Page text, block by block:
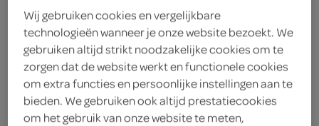
Wij gebruiken cookies en vergelijkbare
technologieën wanneer je onze website bezoekt. We
gebruiken altijd strikt noodzakelijke cookies om te
zorgen dat de website werkt en functionele cookies
om extra functies en persoonlijke instellingen aan te
bieden. We gebruiken ook altijd prestatiecookies
om het gebruik van onze website te meten,